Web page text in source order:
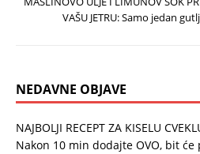
VAŠU JETRU: Samo jedan
NEDAVNE OBJAVE
NAJBOLJI RECEPT ZA KISELU
Nakon 10 min dodajte OVO, bit će